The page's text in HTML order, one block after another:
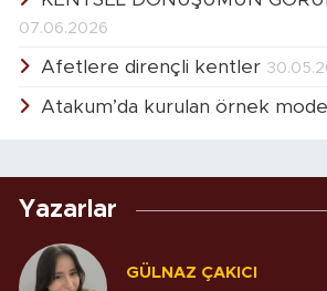
07.06.2026
Afetlere dirençli kentler
Atakum’da kurulan örnek model
Yazarlar
GÜLNAZ ÇAKICI